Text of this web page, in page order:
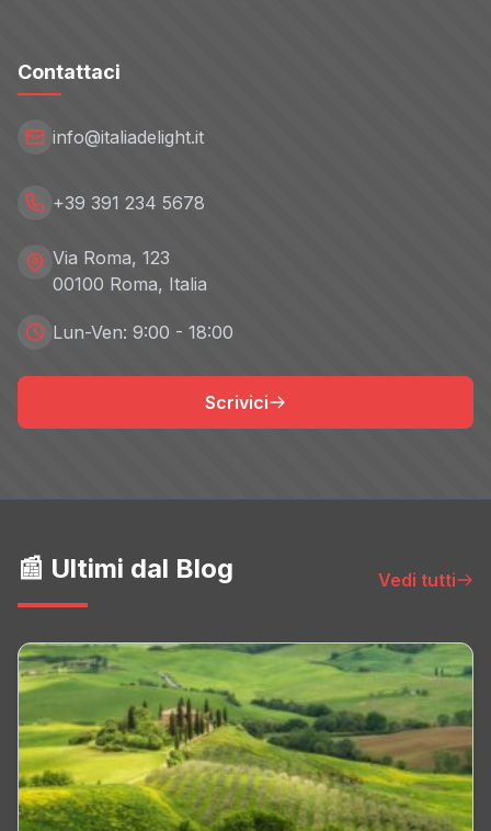
Contattaci
info@italiadelight.it
+39 391 234 5678
Via Roma, 123
00100 Roma, Italia
Lun-Ven: 9:00 - 18:00
Scrivici
📰 Ultimi dal Blog Vedi tutti